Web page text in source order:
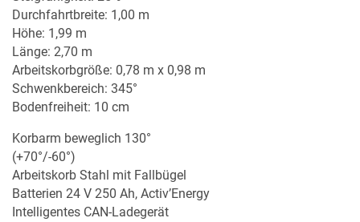
Durchfahrtbreite: 1,00 m
Höhe: 1,99 m
Länge: 2,70 m
Arbeitskorbgröße: 0,78 m x 0,98 m
Schwenkbereich: 345°
Bodenfreiheit: 10 cm
Korbarm beweglich 130°
(+70°/-60°)
Arbeitskorb Stahl mit Fallbügel
Batterien 24 V 250 Ah, Activ’Energy
Intelligentes CAN-Ladegerät